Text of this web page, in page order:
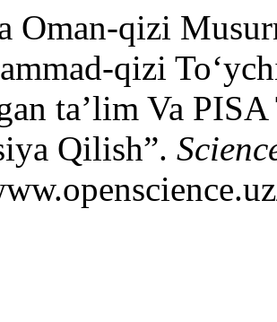
Oman-qizi
qizi
ta’lim Va
Qilish”.